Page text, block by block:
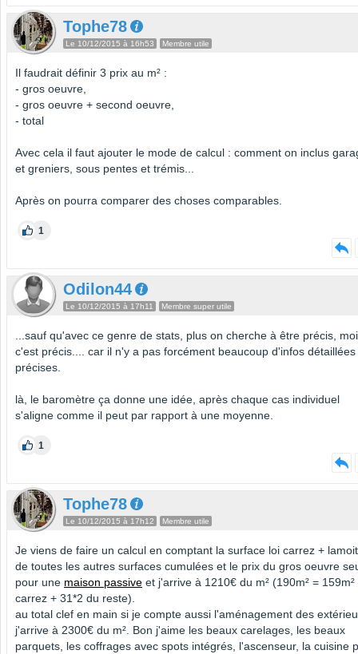
Tophe78
Le 10/12/2015 à 16h53 Membre utile
Il faudrait définir 3 prix au m² :
- gros oeuvre,
- gros oeuvre + second oeuvre,
- total
Avec cela il faut ajouter le mode de calcul : comment on inclus
et greniers, sous pentes et trémis...
Après on pourra comparer des choses comparables.
1
Odilon44
Le 10/12/2015 à 17h11 Membre super utile
...sauf qu'avec ce genre de stats, plus on cherche à être précis,
c'est précis.... car il n'y a pas forcément beaucoup d'infos détaillées
précises.
là, le baromètre ça donne une idée, après chaque cas individuel
s'aligne comme il peut par rapport à une moyenne.
1
Tophe78
Le 10/12/2015 à 17h12 Membre utile
Je viens de faire un calcul en comptant la surface loi carrez +
de toutes les autres surfaces cumulées et le prix du gros oeuvre
pour une maison passive et j'arrive à 1210€ du m² (190m² = 159m²
carrez + 31*2 du reste).
au total clef en main si je compte aussi l'aménagement des
j'arrive à 2300€ du m². Bon j'aime les beaux carelages, les beaux
parquets, les coffrages avec spots intégrés, l'ascenseur, la cuisine